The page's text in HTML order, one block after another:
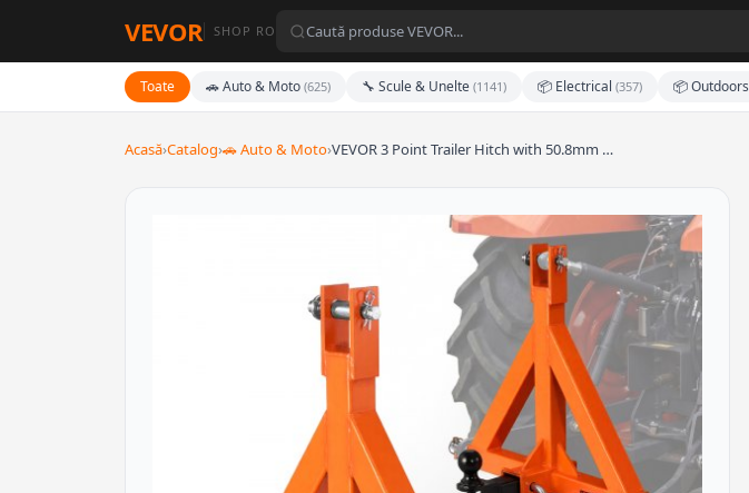
VEVOR SHOP RO
Toate 🚗 Auto & Moto (625) 🔧 Scule & Unelte (1141) 📦 Electrical (357) 📦 Outdoors
Acasă›Catalog›🚗 Auto & Moto›VEVOR 3 Point Trailer Hitch with 50.8mm …